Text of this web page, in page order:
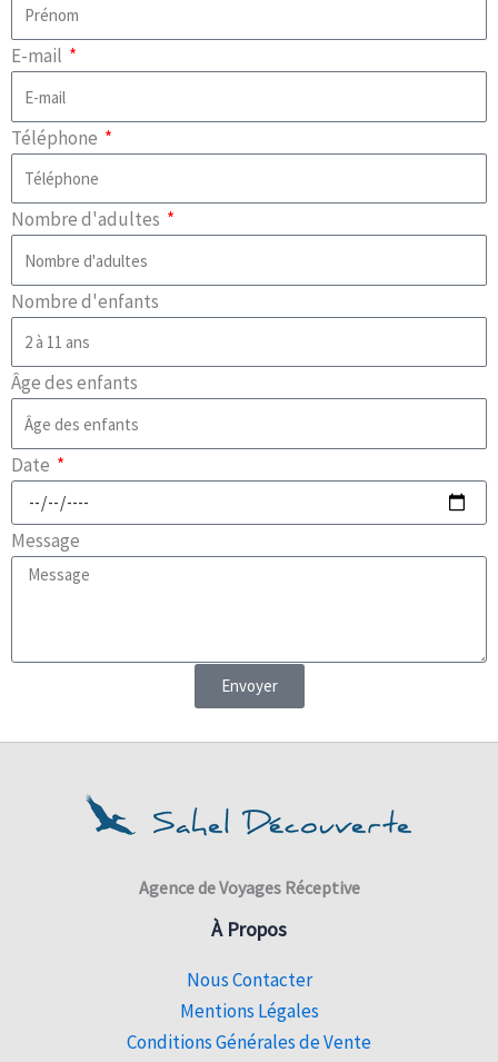
E-mail
Téléphone
Nombre d'adultes
Nombre d'enfants
Âge des enfants
Date
Message
Envoyer
Agence de Voyages Réceptive
À Propos
Nous Contacter
Mentions Légales
Conditions Générales de Vente